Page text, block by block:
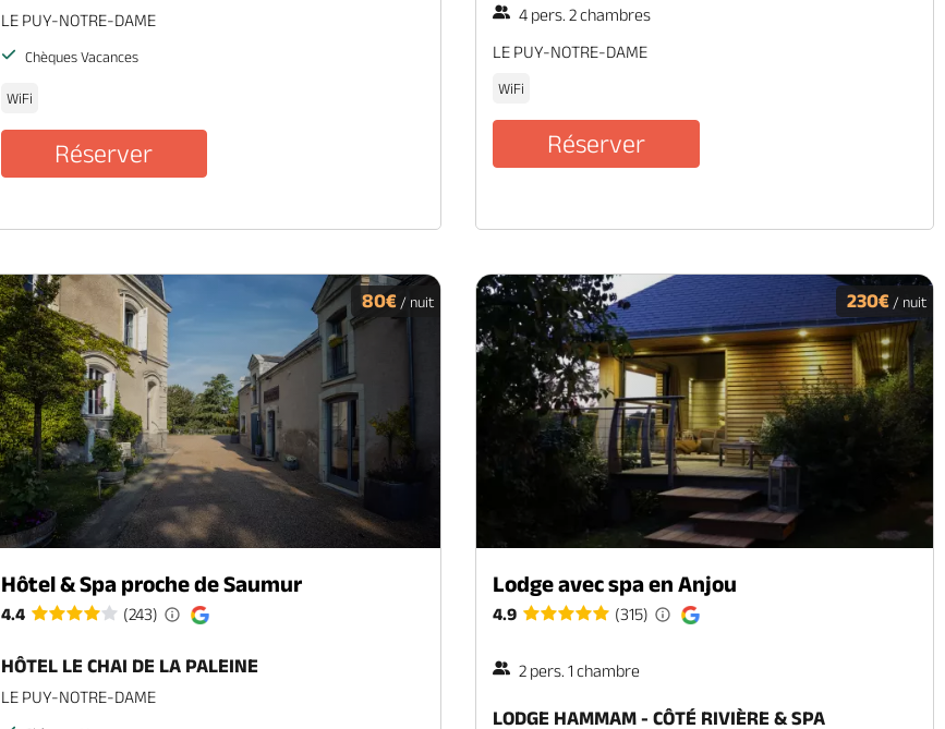
LE PUY-NOTRE-DAME
Chèques Vacances
WiFi
Réserver
4 pers. 2 chambres
LE PUY-NOTRE-DAME
WiFi
Réserver
80€ / nuit
Hôtel & Spa proche de Saumur
4.4 (243)
HÔTEL LE CHAI DE LA PALEINE
LE PUY-NOTRE-DAME
230€/ nuit
Lodge avec spa en Anjou
4.9 (315)
2 pers. 1 chambre
LODGE HAMMAM - CÔTÉ RIVIÈRE & SPA